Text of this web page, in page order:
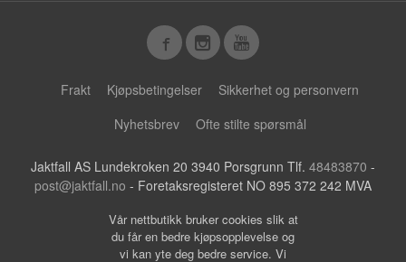
Frakt Kjøpsbetingelser
Sikkerhet og personvern
Nyhetsbrev
Ofte stilte spørsmål
Jaktfall AS Lundekroken 20 3940 Porsgrunn Tlf. 48483870 -
post@jaktfall.no - Foretaksregisteret NO 895 372 242 MVA
Vår nettbutikk bruker cookies slik at
du får en bedre kjøpsopplevelse og
vi kan yte deg bedre service. Vi